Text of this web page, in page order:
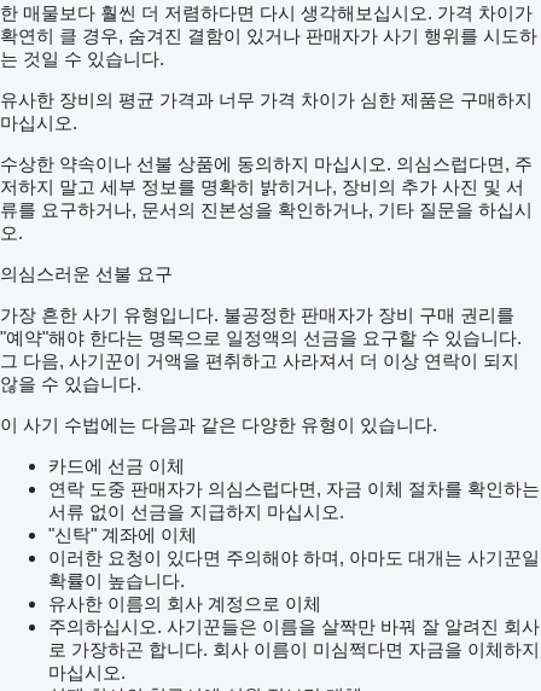
한 매물보다 훨씬 더 저렴하다면 다시 생각해보십시오. 가격 차이가
확연히 클 경우, 숨겨진 결함이 있거나 판매자가 사기 행위를 시도하
는 것일 수 있습니다.
유사한 장비의 평균 가격과 너무 가격 차이가 심한 제품은 구매하지
마십시오.
수상한 약속이나 선불 상품에 동의하지 마십시오. 의심스럽다면, 주
저하지 말고 세부 정보를 명확히 밝히거나, 장비의 추가 사진 및 서
류를 요구하거나, 문서의 진본성을 확인하거나, 기타 질문을 하십시
오.
의심스러운 선불 요구
가장 흔한 사기 유형입니다. 불공정한 판매자가 장비 구매 권리를
"예약"해야 한다는 명목으로 일정액의 선금을 요구할 수 있습니다.
그 다음, 사기꾼이 거액을 편취하고 사라져서 더 이상 연락이 되지
않을 수 있습니다.
이 사기 수법에는 다음과 같은 다양한 유형이 있습니다.
카드에 선금 이체
연락 도중 판매자가 의심스럽다면, 자금 이체 절차를 확인하는
서류 없이 선금을 지급하지 마십시오.
"신탁" 계좌에 이체
이러한 요청이 있다면 주의해야 하며, 아마도 대개는 사기꾼일
확률이 높습니다.
유사한 이름의 회사 계정으로 이체
주의하십시오. 사기꾼들은 이름을 살짝만 바꿔 잘 알려진 회사
로 가장하곤 합니다. 회사 이름이 미심쩍다면 자금을 이체하지
마십시오.